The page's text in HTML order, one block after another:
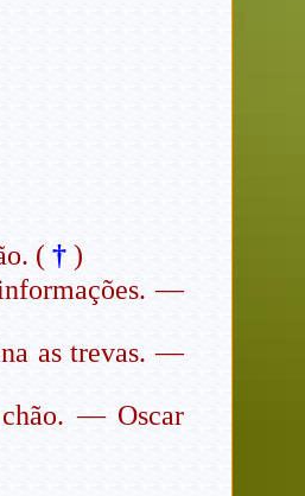
( †)
informações. —
as trevas. —
chão. — Oscar